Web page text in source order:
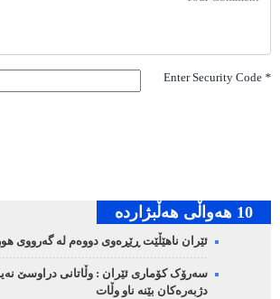
*
10 هه‌واڵی هه‌ڵبژارده‌
ئێران ناهێڵێت ڕێڕەوی دووەم لە گەرووی
سەرۆک کۆماری ئێران : وڵاتانی دراوسێ
دژبەرەکان بێنە ناو وڵات